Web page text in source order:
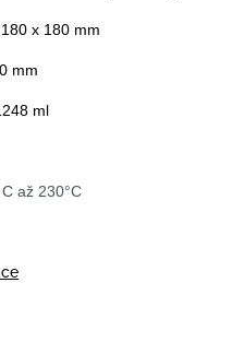
180 x 180 mm
mm
ml
C až 230°C